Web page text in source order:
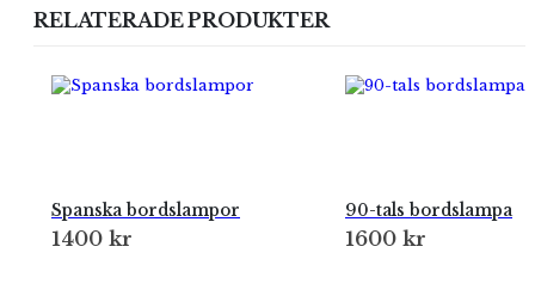
RELATERADE PRODUKTER
Spanska bordslampor
1400 kr
90-tals bordslampa
1600 kr